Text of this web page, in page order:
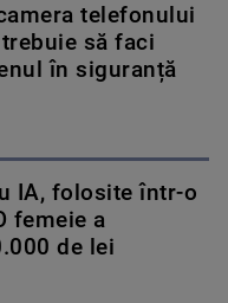
telefonului
să faci
în siguranță
IA, folosite într-o
femeie a
de lei